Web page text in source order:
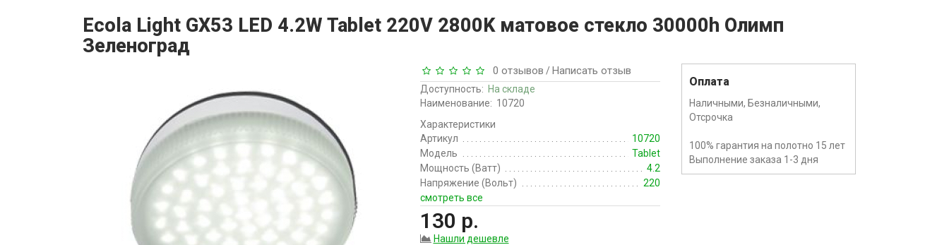
Ecola Light GX53 LED 4.2W Tablet 220V 2800K матовое стекло 30000h Олимп
Зеленоград
0 отзывов / Написать отзыв
Доступность: На складе
Наименование: 10720
Характеристики
Артикул
10720
Модель
Tablet
Мощность (Ватт)
4.2
Напряжение (Вольт)
220
смотреть все
130 р.
Нашли дешевле
Оплата
Наличными, Безналичными,
Отсрочка
100% гарантия на полотно 15 лет
Выполнение заказа 1-3 дня